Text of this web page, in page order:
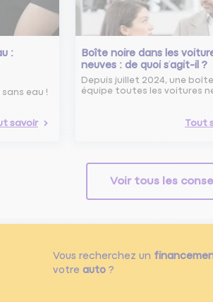
:
eau !
savoir
Boîte noire dans les
neuves : de quoi s’agit-il ?
Depuis juillet 2024, une
équipe toutes les voitures
Tout
Voir tous les
Vous recherchez un
votre auto?